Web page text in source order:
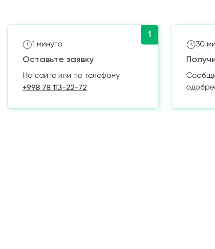
1
1 минута
Оставьте заявку
На сайте или по телефону
+998 78 113-22-72
30